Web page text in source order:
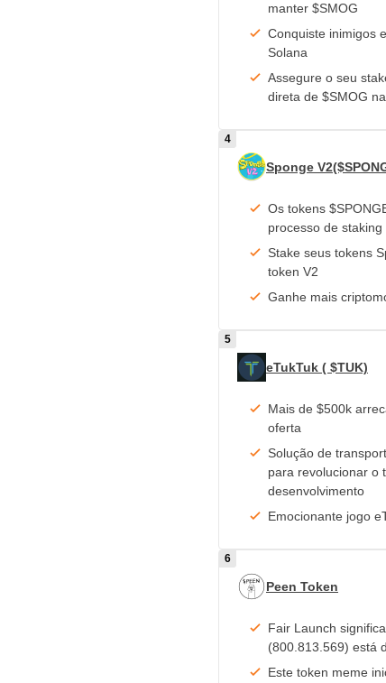
manter $SMOG
Conquiste inimigos
Solana
Assegure o seu
direta de $SMOG
Sponge
Os tokens
processo de
Stake seus tokens
token V2
Ganhe mais
eTukTuk ( $TUK)
Mais de $500k
oferta
Solução de
para revolucionar o
desenvolvimento
Emocionante jogo
Peen Token
Fair Launch
(800.813.569) está
Este token meme